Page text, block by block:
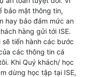
bảo mật thông tin,
hay bảo đảm mức an
hàng gửi tới ISE.
tiến hành các bước
các thông tin cá
Khi Quý khách/ học
dừng học tập tại ISE,